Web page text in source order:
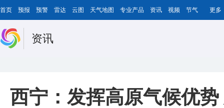
首页 预报 预警 雷达 云图 天气地图 专业产品 资讯 视频 节气 更多
资讯
西宁：发挥高原气候优